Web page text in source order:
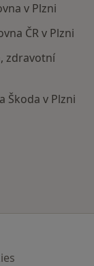
v Plzni
ČR v Plzni
zdravotní
Škoda v Plzni